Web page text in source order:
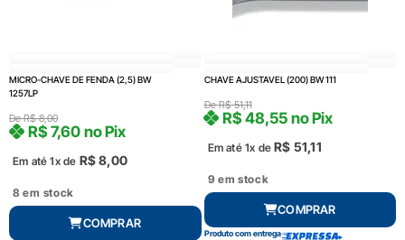
MICRO-CHAVE DE FENDA (2,5) BW
1257LP
DeR$8,00
Em até 1x de R$8,00
R$7,60 no Pix
8 em stock
COMPRAR
CHAVE AJUSTAVEL (200) BW 111
DeR$51,11
Em até 1x de R$ 51,11
R$48,55 no Pix
9 em stock
COMPRAR
Produto com entrega